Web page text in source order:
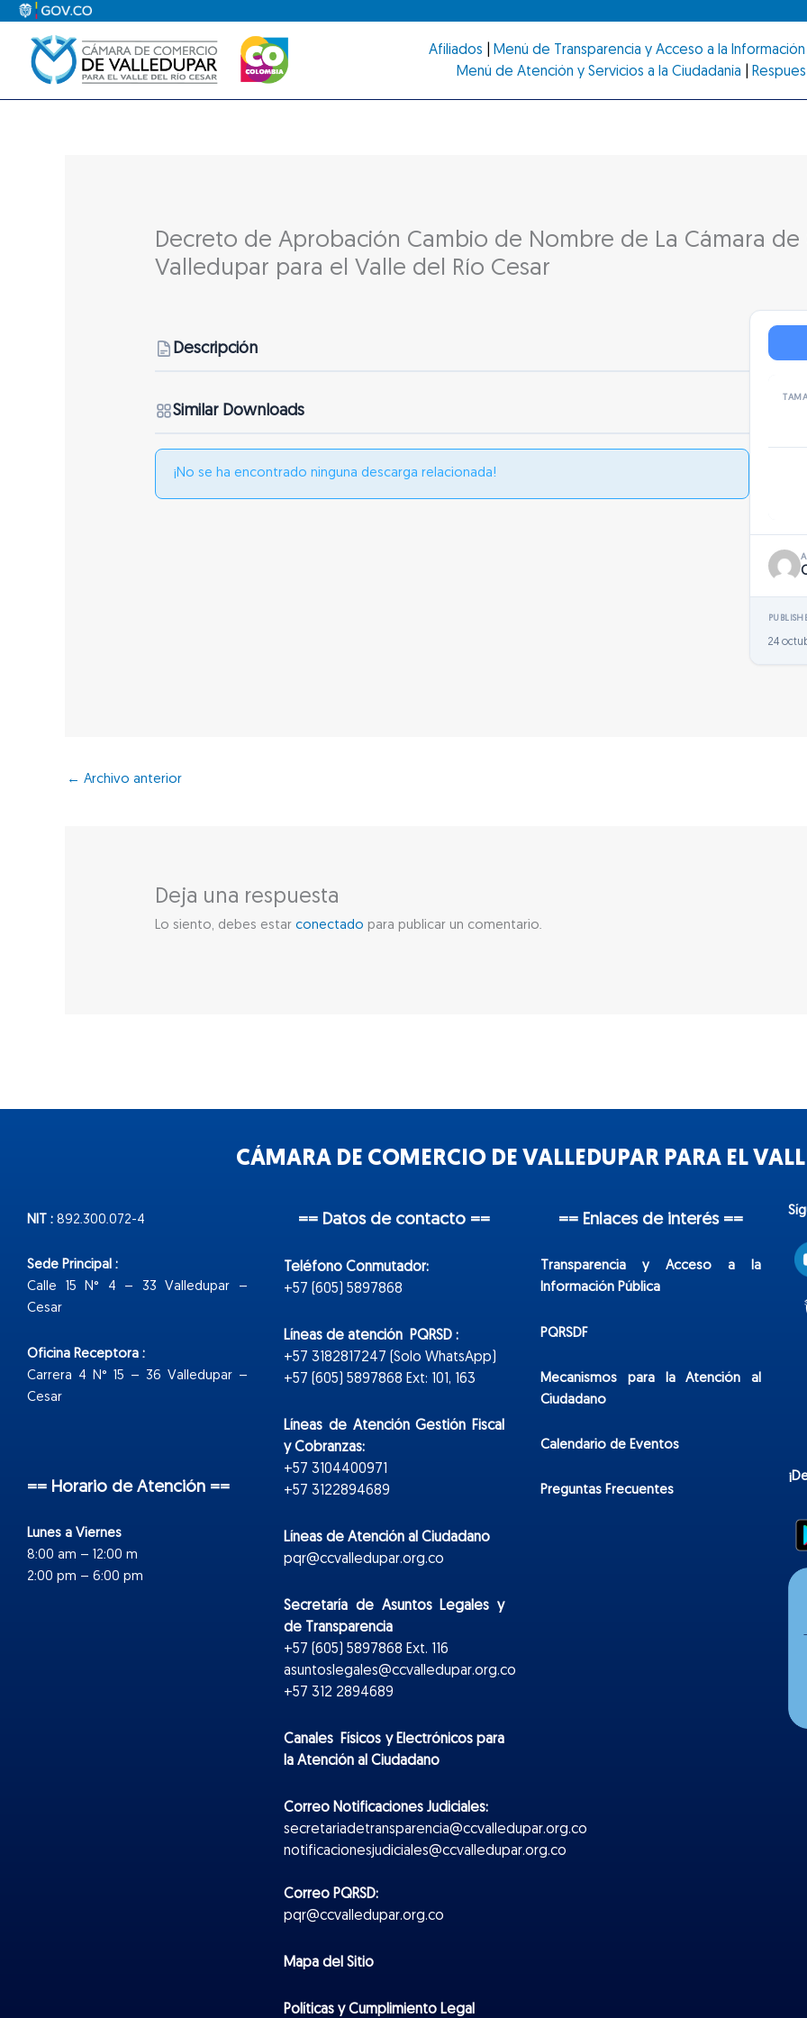
contenido
Afiliados Menú de Transparencia y Acceso a la Información
Menú de Atención y Servicios a la Ciudadanía
Decreto de Aprobación Cambio de Nombre de La Cámara
Valledupar para el Valle del Río Cesar
Descripción
Similar Downloads
¡No se ha encontrado ninguna descarga relacionada!
24
← Archivo anterior
Deja una respuesta
Lo siento, debes estarconectado para publicar un comentario.
CÁMARA DE COMERCIO DE VALLEDUPAR PARA EL
NIT : 892.300.072-4
Sede Principal :
Calle 15 N° 4 – 33 Valledupar –
Cesar
Oficina Receptora :
Carrera 4 N° 15 – 36 Valledupar –
Cesar
== Horario de Atención ==
Lunes a Viernes
8:00 am – 12:00 m
2:00 pm – 6:00 pm
== Datos de contacto ==
Teléfono Conmutador:
+57 (605) 5897868
Líneas de atención PQRSD :
+57 3182817247 (Solo WhatsApp)
+57 (605) 5897868 Ext: 101, 163
Líneas de Atención Gestión Fiscal
y Cobranzas:
+57 3104400971
+57 3122894689
Líneas de Atención al Ciudadano
pqr@ccvalledupar.org.co
Secretaría de Asuntos Legales y
de Transparencia
+57 (605) 5897868 Ext. 116
asuntoslegales@ccvalledupar.org.co
+57 312 2894689
Canales Físicos yElectrónicospara
la Atención al Ciudadano
Correo Notificaciones Judiciales:
secretariadetransparencia@ccvalledupar.org.co
notificacionesjudiciales@ccvalledupar.org.co
Correo PQRSD:
pqr@ccvalledupar.org.co
Mapa del Sitio
Políticas y Cumplimiento Legal
== Enlaces de interés ==
Transparencia y Acceso a la
Información Pública
PQRSDF
Mecanismos para la Atención al
Ciudadano
Calendario de Eventos
Preguntas Frecuentes